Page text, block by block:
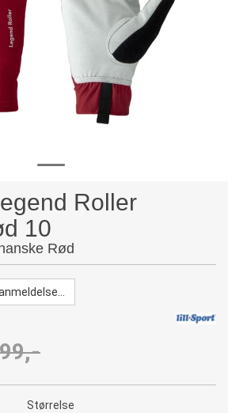
Roller
10
Rød
Størrelse